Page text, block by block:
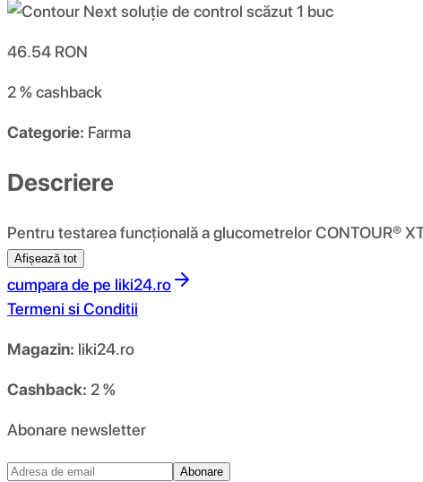
46.54 RON
2 %cashback
Categorie: Farma
Descriere
Pentru testarea funcțională a glucometrelor CONTOUR®
Afișează tot
cumpara de pe liki24.ro
Termeni si Conditii
Magazin: liki24.ro
Cashback: 2 %
Abonare newsletter
Abonare